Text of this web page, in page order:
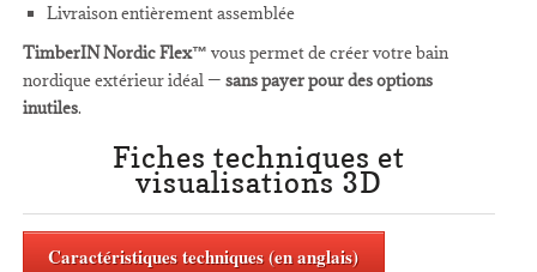
Livraison entièrement assemblée
TimberIN Nordic Flex™ vous permet de créer votre bain
nordique extérieur idéal — sans payer pour des options
inutiles.
Fiches techniques et
visualisations 3D
Caractéristiques techniques (en anglais)